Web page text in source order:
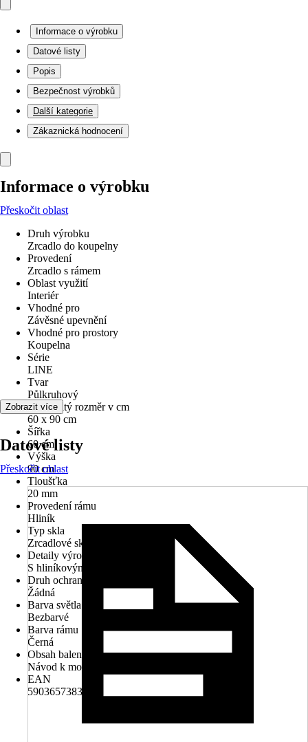
Informace o výrobku
Datové listy
Popis
Bezpečnost výrobků
Další kategorie
Zákaznická hodnocení
Informace o výrobku
Přeskočit oblast
Druh výrobku
Zrcadlo do koupelny
Provedení
Zrcadlo s rámem
Oblast využití
Interiér
Vhodné pro
Závěsné upevnění
Vhodné pro prostory
Koupelna
Série
LINE
Tvar
Půlkruhový
Jmenovitý rozměr v cm
60 x 90 cm
Šířka
60 cm
Výška
90 cm
Tloušťka
20 mm
Provedení rámu
Hliník
Typ skla
Zrcadlové sklo
Detaily výrobku
S hliníkovým rámem
Druh ochrany
Žádná
Barva světla
Bezbarvé
Barva rámu
Černá
Obsah balení
Návod k montáži, Zrcadlo
EAN
5903657383685
Zobrazit více
Datové listy
Přeskočit oblast